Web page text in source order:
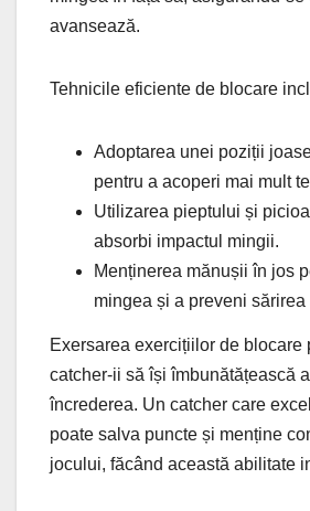
avansează.
Tehnicile eficiente de blocare
Adoptarea unei poziții
pentru a acoperi mai mult
Utilizarea pieptului și
absorbi impactul mingii.
Menținerea mănușii în jos
mingea și a preveni sărirea
Exersarea exercițiilor de blocare
catcher-ii să își îmbunătățească
încrederea. Un catcher care
poate salva puncte și menține
jocului, făcând această abilitate